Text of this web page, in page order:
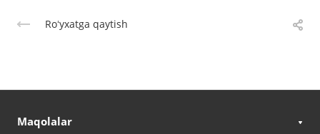
Roʻyxatga qaytish
Maqolalar